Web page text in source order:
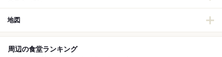
地図
周辺の食堂ランキング